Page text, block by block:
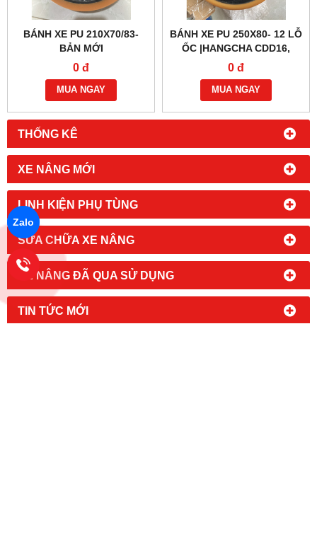
THỐNG KÊ
XE NÂNG MỚI
LINH KIỆN PHỤ TÙNG
SỬA CHỮA XE NÂNG
XE NÂNG ĐÃ QUA SỬ DỤNG
TIN TỨC MỚI
BÁNH XE PU 210X70/83-
BẢN MỚI
0 đ
MUA NGAY
BÁNH XE PU 250X80- 12 LỖ
ỐC |HANGCHA CDD16,
CBD15
0 đ
MUA NGAY
Zalo